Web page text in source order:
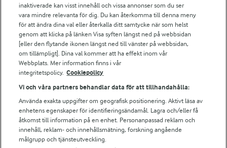
Arla.com
Falbygdens Ost
Arla webbshop
Bildbank
Följ oss
inaktiverade kan visst innehåll och vissa annonser som du ser
vara mindre relevanta för dig. Du kan återkomma till denna meny
för att ändra dina val eller återkalla ditt samtycke när som helst
genom att klicka på länken Visa syften längst ned på webbsidan
[eller den flytande ikonen längst ned till vänster på webbsidan,
om tillämpligt]. Dina val kommer att ha effekt inom vår
Webbplats. Mer information finns i vår
integritetspolicy. Cookiepolicy
Vi och våra partners behandlar data för att tillhandahålla:
Använda exakta uppgifter om geografisk positionering. Aktivt läsa av
enhetens egenskaper för identifieringsändamål. Lagra och/eller få
åtkomst till information på en enhet. Personanpassad reklam och
innehåll, reklam- och innehållsmätning, forskning angående
målgrupp och tjänsteutveckling.